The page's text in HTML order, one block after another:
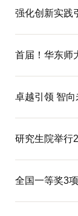
强化创新实践
首届！华东师
卓越引领 智
研究生院举行
全国一等奖3